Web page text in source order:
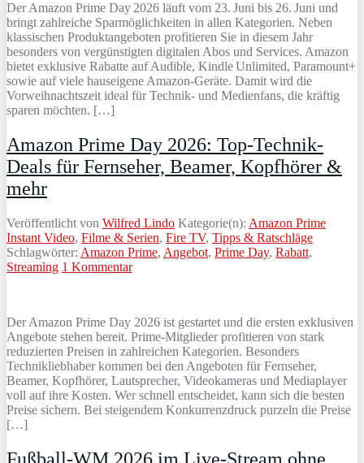
Der Amazon Prime Day 2026 läuft vom 23. Juni bis 26. Juni und
bringt zahlreiche Sparmöglichkeiten in allen Kategorien. Neben
klassischen Produktangeboten profitieren Sie in diesem Jahr
besonders von vergünstigten digitalen Abos und Services. Amazon
bietet exklusive Rabatte auf Audible, Kindle Unlimited, Paramount+
sowie auf viele hauseigene Amazon-Geräte. Damit wird die
Vorweihnachtszeit ideal für Technik- und Medienfans, die kräftig
sparen möchten. […]
Amazon Prime Day 2026: Top-Technik-
Deals für Fernseher, Beamer, Kopfhörer &
mehr
Veröffentlicht von Wilfred Lindo Kategorie(n): Amazon Prime
Instant Video, Filme & Serien, Fire TV, Tipps & Ratschläge
Schlagwörter: Amazon Prime, Angebot, Prime Day, Rabatt,
Streaming 1 Kommentar
Der Amazon Prime Day 2026 ist gestartet und die ersten exklusiven
Angebote stehen bereit. Prime-Mitglieder profitieren von stark
reduzierten Preisen in zahlreichen Kategorien. Besonders
Technikliebhaber kommen bei den Angeboten für Fernseher,
Beamer, Kopfhörer, Lautsprecher, Videokameras und Mediaplayer
voll auf ihre Kosten. Wer schnell entscheidet, kann sich die besten
Preise sichern. Bei steigendem Konkurrenzdruck purzeln die Preise
[…]